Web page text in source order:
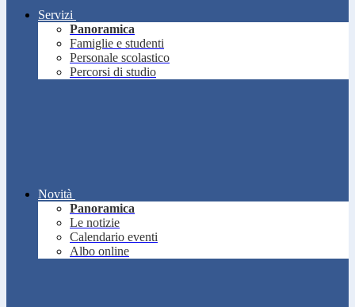
Servizi
Panoramica
Famiglie e studenti
Personale scolastico
Percorsi di studio
Novità
Panoramica
Le notizie
Calendario eventi
Albo online